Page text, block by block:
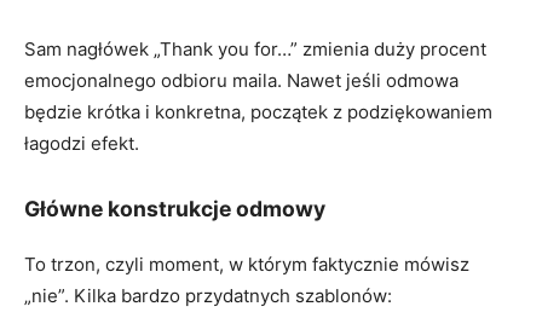
Sam nagłówek „Thank you for…” zmienia duży procent
emocjonalnego odbioru maila. Nawet jeśli odmowa
będzie krótka i konkretna, początek z podziękowaniem
łagodzi efekt.
Główne konstrukcje odmowy
To trzon, czyli moment, w którym faktycznie mówisz
„nie”. Kilka bardzo przydatnych szablonów: